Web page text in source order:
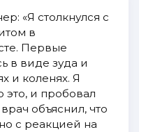
«Я столкнулся с
в
Первые
в виде зуда и
и коленях. Я
это, и пробовал
объяснил, что
с реакцией на